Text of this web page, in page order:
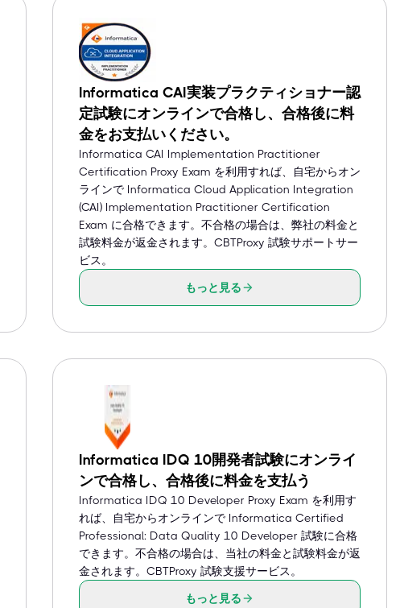
Informatica CAI実装プラクティショナー認
定試験にオンラインで合格し、合格後に料
金をお支払いください。
Informatica CAI Implementation Practitioner
Certification Proxy Exam を利用すれば、自宅からオン
ラインで Informatica Cloud Application Integration
(CAI) Implementation Practitioner Certification
Exam に合格できます。不合格の場合は、弊社の料金と
試験料金が返金されます。CBTProxy 試験サポートサー
ビス。
もっと見る
Informatica IDQ 10開発者試験にオンライ
ンで合格し、合格後に料金を支払う
Informatica IDQ 10 Developer Proxy Exam を利用す
れば、自宅からオンラインで Informatica Certified
Professional: Data Quality 10 Developer 試験に合格
できます。不合格の場合は、当社の料金と試験料金が返
金されます。CBTProxy 試験支援サービス。
もっと見る